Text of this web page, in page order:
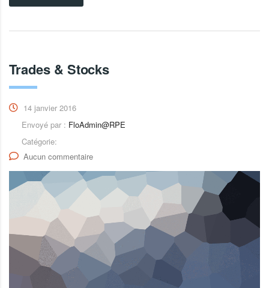
Trades & Stocks
14 janvier 2016
Envoyé par : FloAdmin@RPE
Catégorie:
Aucun commentaire